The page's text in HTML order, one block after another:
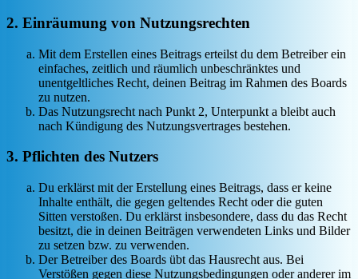
2. Einräumung von Nutzungsrechten
Mit dem Erstellen eines Beitrags erteilst du dem Betreiber ein
einfaches, zeitlich und räumlich unbeschränktes und
unentgeltliches Recht, deinen Beitrag im Rahmen des Boards
zu nutzen.
Das Nutzungsrecht nach Punkt 2, Unterpunkt a bleibt auch
nach Kündigung des Nutzungsvertrages bestehen.
3. Pflichten des Nutzers
Du erklärst mit der Erstellung eines Beitrags, dass er keine
Inhalte enthält, die gegen geltendes Recht oder die guten
Sitten verstoßen. Du erklärst insbesondere, dass du das Recht
besitzt, die in deinen Beiträgen verwendeten Links und Bilder
zu setzen bzw. zu verwenden.
Der Betreiber des Boards übt das Hausrecht aus. Bei
Verstößen gegen diese Nutzungsbedingungen oder anderer im